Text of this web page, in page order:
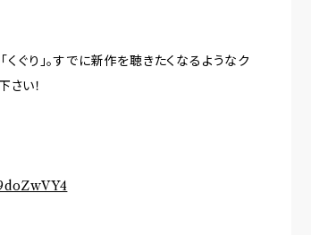
ぐり」。すでに新作を聴きたくなるようなク
さい！